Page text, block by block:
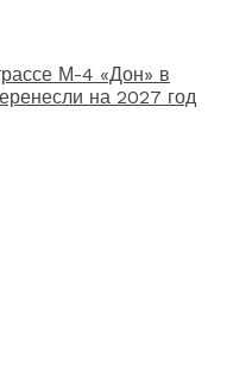
М-4 «Дон» в
на 2027 год